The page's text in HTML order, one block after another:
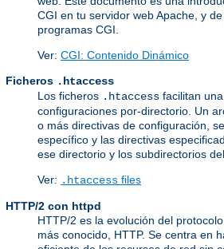
CGI en tu servidor web Apache, y
programas CGI.
Ver: CGI: Contenido Dinámico
Ficheros .htaccess
Los ficheros .htaccess facilitan
configuraciones por-directorio. Un
o más directivas de configuración,
específico y las directivas
ese directorio y los subdirectorios
Ver: .htaccess files
HTTP/2 con httpd
HTTP/2 es la evolución del
más conocido, HTTP. Se centra en